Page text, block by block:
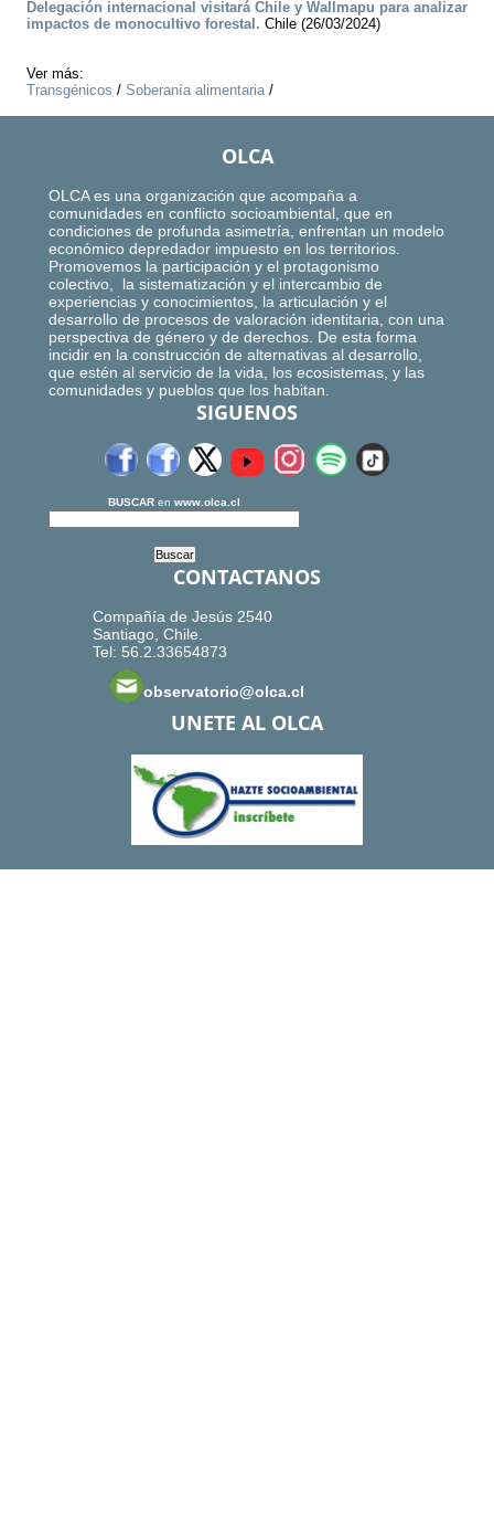
Delegación internacional visitará Chile y Wallmapu para analizar
impactos de monocultivo forestal. Chile (26/03/2024)
Ver más:
Transgénicos / Soberanía alimentaria/
OLCA
OLCA es una organización que acompaña a
comunidades en conflicto socioambiental, que en
condiciones de profunda asimetría, enfrentan un modelo
económico depredador impuesto en los territorios.
Promovemos la participación y el protagonismo
colectivo, la sistematización y el intercambio de
experiencias y conocimientos, la articulación y el
desarrollo de procesos de valoración identitaria, con una
perspectiva de género y de derechos. De esta forma
incidir en la construcción de alternativas al desarrollo,
que estén al servicio de la vida, los ecosistemas, y las
comunidades y pueblos que los habitan.
SIGUENOS
BUSCAR en www.olca.cl
CONTACTANOS
Compañía de Jesús 2540
Santiago, Chile.
Tel: 56.2.33654873
observatorio@olca.cl
UNETE AL OLCA